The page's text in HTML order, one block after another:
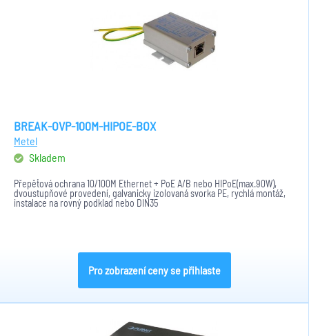
BREAK-OVP-100M-HIPOE-BOX
Metel
Skladem
Přepěťová ochrana 10/100M Ethernet + PoE A/B nebo HIPoE(max.90W),
dvoustupňové provedení, galvanicky izolovaná svorka PE, rychlá montáž,
instalace na rovný podklad nebo DIN35
Pro zobrazení ceny se přihlaste